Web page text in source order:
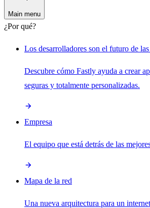
Main menu
¿Por qué?
Los desarrolladores son el futuro de las
Descubre cómo Fastly ayuda a crear
seguras y totalmente personalizadas.
Empresa
El equipo que está detrás de las
Mapa de la red
Una nueva arquitectura para un